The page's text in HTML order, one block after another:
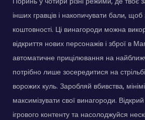
інших гравців і накопичувати бали,
коштовності. Ці винагороди можна
відкриття нових персонажів і зброї в
автоматичне прицілювання на
потрібно лише зосередитися на
ворожих куль. Заробляй вбивства,
максимізувати свої винагороди.
ігрового контенту та насолоджуйся